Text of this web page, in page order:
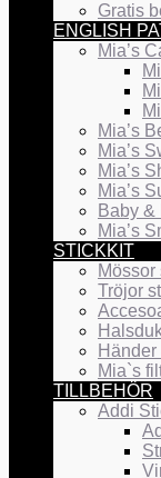
Gratis
ENGLISH
Mia’s
Mia’s
Mia’s
Mia’s
Mia’s
Baby &
Mia’s
STICKKIT
Mössor
Tröjor
Mia`s
TILLBEHÖR
Addi